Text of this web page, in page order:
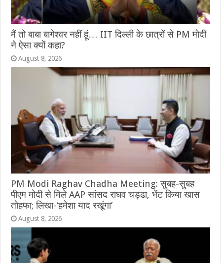
मैं तो बाबा बागेश्वर नहीं हूं… IIT दिल्ली के छात्रों से PM मोदी
ने ऐसा क्यों कहा?
August 8, 2026
PM Modi Raghav Chadha Meeting: सुबह-सुबह
पीएम मोदी से मिले AAP सांसद राघव चड्ढा, भेंट किया खास
तोहफा; लिखा-‘हमेशा याद रखूंगा’
August 8, 2026